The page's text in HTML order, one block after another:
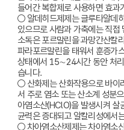
들어간 복합제로 사용하면 효과
○ 알데히드제제는 글루타알데
있으므로 사람과 가축에는 직
소독은 포르말린을 과망간산칼
파라포르말린을 태워서 훈증가
상태에서 15∼24시간 동안 처
습니다.
○ 산화제는 산화작용으로 바이
서 주로 염소 또는 산소계 성분
아염소산(HClO)을 발생시켜 살
균력은 증대되고 알칼리성에서
○ 차아염소산제제는 차아염소